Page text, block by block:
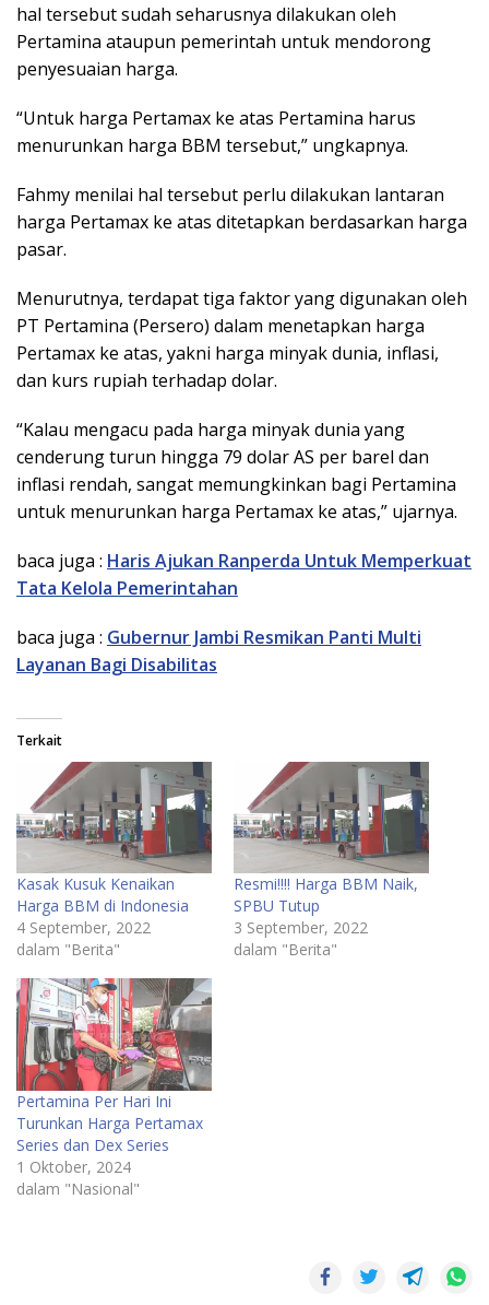
hal tersebut sudah seharusnya dilakukan oleh
Pertamina ataupun pemerintah untuk mendorong
penyesuaian harga.
“Untuk harga Pertamax ke atas Pertamina harus
menurunkan harga BBM tersebut,” ungkapnya.
Fahmy menilai hal tersebut perlu dilakukan lantaran
harga Pertamax ke atas ditetapkan berdasarkan harga
pasar.
Menurutnya, terdapat tiga faktor yang digunakan oleh
PT Pertamina (Persero) dalam menetapkan harga
Pertamax ke atas, yakni harga minyak dunia, inflasi,
dan kurs rupiah terhadap dolar.
“Kalau mengacu pada harga minyak dunia yang
cenderung turun hingga 79 dolar AS per barel dan
inflasi rendah, sangat memungkinkan bagi Pertamina
untuk menurunkan harga Pertamax ke atas,” ujarnya.
baca juga : Haris Ajukan Ranperda Untuk Memperkuat
Tata Kelola Pemerintahan
baca juga : Gubernur Jambi Resmikan Panti Multi
Layanan Bagi Disabilitas
Terkait
Kasak Kusuk Kenaikan
Harga BBM di Indonesia
4 September, 2022
dalam "Berita"
Resmi!!!! Harga BBM Naik,
SPBU Tutup
3 September, 2022
dalam "Berita"
Pertamina Per Hari Ini
Turunkan Harga Pertamax
Series dan Dex Series
1 Oktober, 2024
dalam "Nasional"